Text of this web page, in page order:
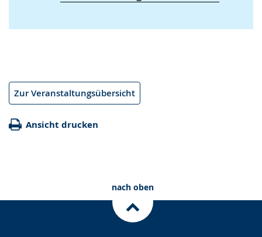
Zur Veranstaltungsübersicht
Ansicht drucken
nach oben